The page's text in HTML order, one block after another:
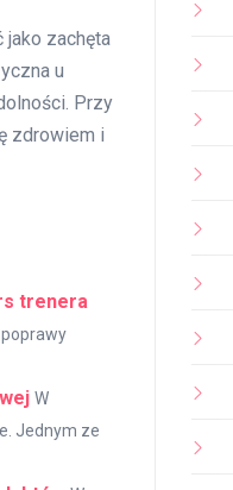
jako zachęta
u
Przy
zdrowiem i
trenera
W
Jednym ze